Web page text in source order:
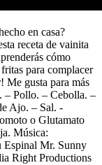
en casa?
receta de vainita
cómo
para complacer
Me gusta para más
– Pollo. – Cebolla. –
Ajo. – Sal. -
o Glutamato
Música:
Espinal Mr. Sunny
Right Productions